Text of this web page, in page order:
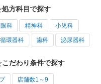
方科目で探す
眼科 精神科 小児科
循環器科 歯科 泌尿器科
だわり条件で探す
店舗数1～9